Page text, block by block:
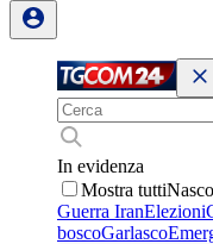
In evidenza
Mostra tutti
Guerra IranElezioni
boscoGarlasco